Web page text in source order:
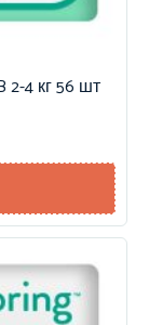
4 кг 56 шт